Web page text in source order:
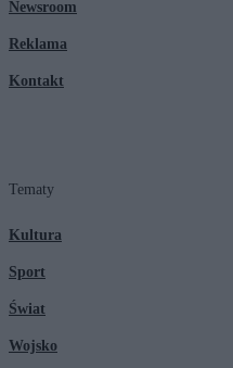
Newsroom
Reklama
Kontakt
Tematy
Kultura
Sport
Świat
Wojsko